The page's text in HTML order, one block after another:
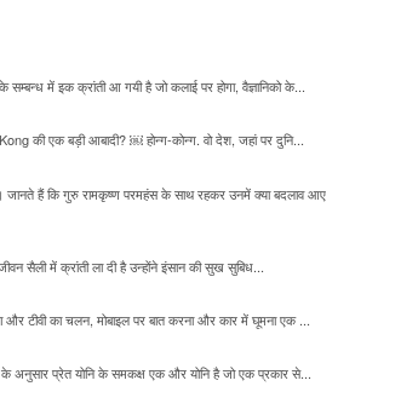
में इक क्रांती आ गयी है जो कलाई पर होगा, वैज्ञानिको के...
की एक बड़ी आबादी? ￼ होन्ग-कोन्ग. वो देश, जहां पर दुनि...
जानते हैं कि गुरु रामकृष्ण परमहंस के साथ रहकर उनमें क्या बदलाव आए
सैली में क्रांती ला दी है उन्होंने इंसान की सुख सुबिध...
और टीवी का चलन, मोबाइल पर बात करना और कार में घूमना एक ...
के अनुसार प्रेत योनि के समकक्ष एक और योनि है जो एक प्रकार से...